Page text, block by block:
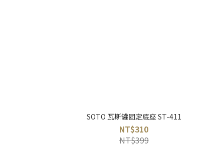
SOTO 瓦斯罐固定底座 ST-411
NT$310
NT$399